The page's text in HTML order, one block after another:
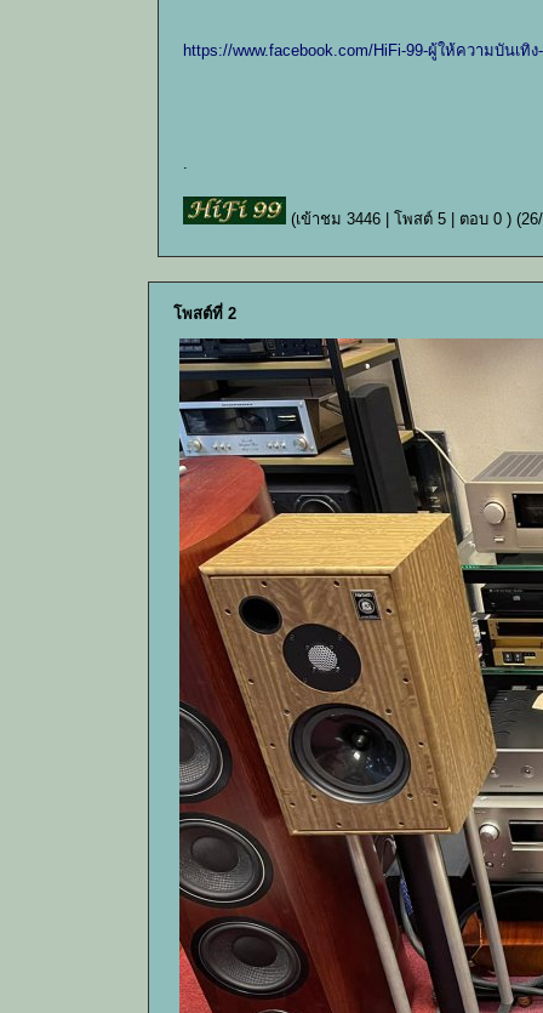
https://www.facebook.com/HiFi-99-ผู้ให้ความบันเทิง
.
(เข้าชม 3446 | โพสต์ 5 | ตอบ 0 )
โพสต์ที่ 2